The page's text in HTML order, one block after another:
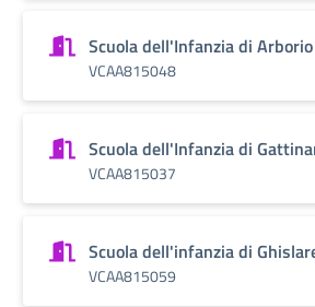
Scuola dell'Infanzia di Arborio
VCAA815048
Scuola dell'Infanzia di
VCAA815037
Scuola dell'infanzia di
VCAA815059